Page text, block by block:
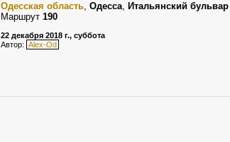
Одесская область, Одесса, Итальянский бульвар
Маршрут 190
22 декабря 2018 г., суббота
Автор: Alex-Od